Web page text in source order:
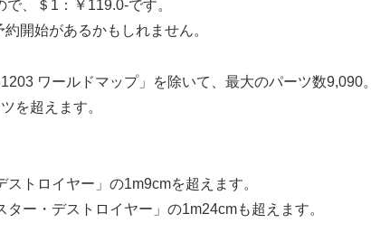
、＄1：￥119.0-です。
開始があるかもしれません。
ワールドマップ」を除いて、最大のパーツ数9,090。
を超えます。
トロイヤー」の1m9cmを超えます。
ー・デストロイヤー」の1m24cmも超えます。